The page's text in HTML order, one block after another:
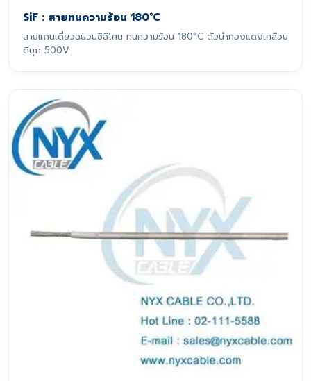
SiF : สายทนความร้อน 180°C
สายแกนเดี่ยวฉนวนซิลิโคน ทนความร้อน 180°C ตัวนำทองแดงเคลือบ
ดีบุก 500V